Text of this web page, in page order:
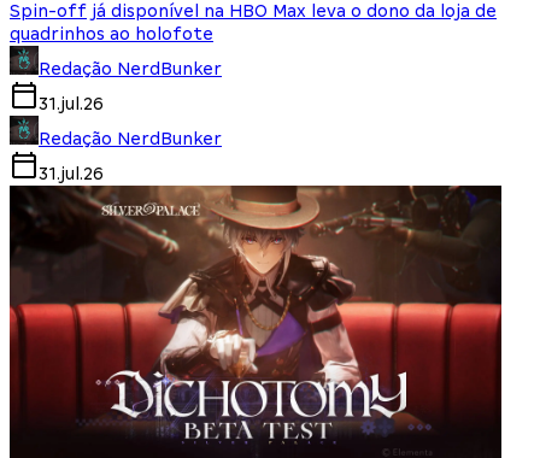
Spin-off já disponível na HBO Max leva o dono da loja de
quadrinhos ao holofote
Redação NerdBunker
31.jul.26
Redação NerdBunker
31.jul.26